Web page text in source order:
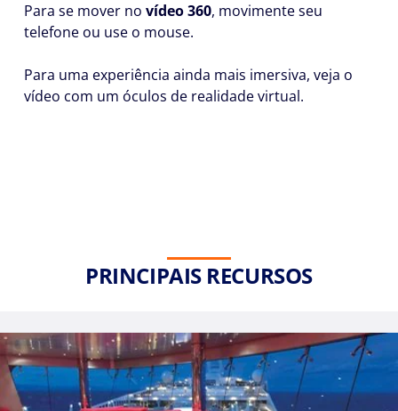
Para se mover no vídeo 360, movimente seu
telefone ou use o mouse.
Para uma experiência ainda mais imersiva, veja o
vídeo com um óculos de realidade virtual.
PRINCIPAIS RECURSOS